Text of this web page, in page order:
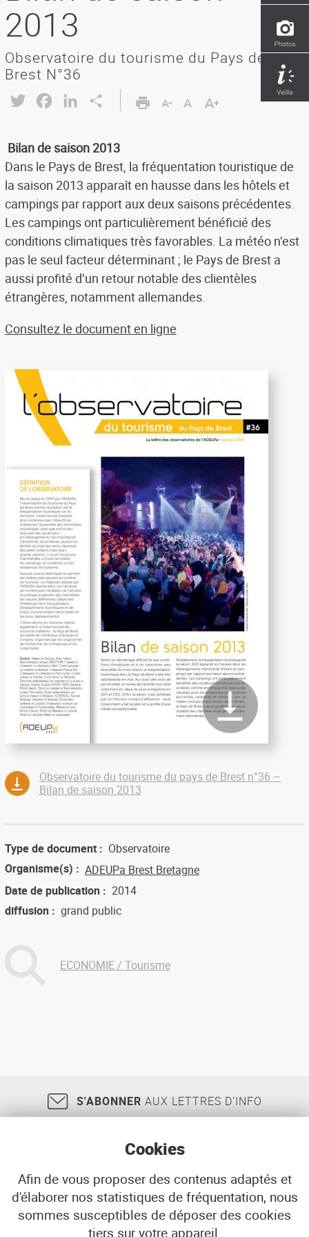
2013
Observatoire du tourisme du Pays de
Brest N°36
Twitter FacebookLinkedIn
Bilan de saison 2013
Dans le Pays de Brest, la fréquentation touristique de
la saison 2013 apparaît en hausse dans les hôtels et
campings par rapport aux deux saisons précédentes.
Les campings ont particulièrement bénéficié des
conditions climatiques très favorables. La météo n’est
pas le seul facteur déterminant ; le Pays de Brest a
aussi profité d’un retour notable des clientèles
étrangères, notamment allemandes.
Consultez le document en ligne
Observatoire du tourisme du pays de Brest n°36 –
Bilan de saison 2013
Type de document
Observatoire
Organisme(s)
ADEUPa Brest Bretagne
Date de publication
2014
diffusion
grand public
ECONOMIE / Tourisme
S'ABONNER AUX LETTRES D'INFO
18, rue Jean Jaurès 29200 BREST
02 98 33 51 71
CONTACT
Cookies
Afin de vous proposer des contenus adaptés et
d'élaborer nos statistiques de fréquentation, nous
sommes susceptibles de déposer des cookies
tiers sur votre appareil.